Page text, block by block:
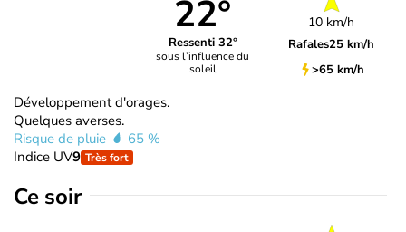
22°
Ressenti 32°
sous l’influence du
soleil
10 km/h
Rafales25 km/h
>65 km/h
Développement d'orages.
Quelques averses.
Risque de pluie
65 %
Indice UV9 Très fort
Ce soir